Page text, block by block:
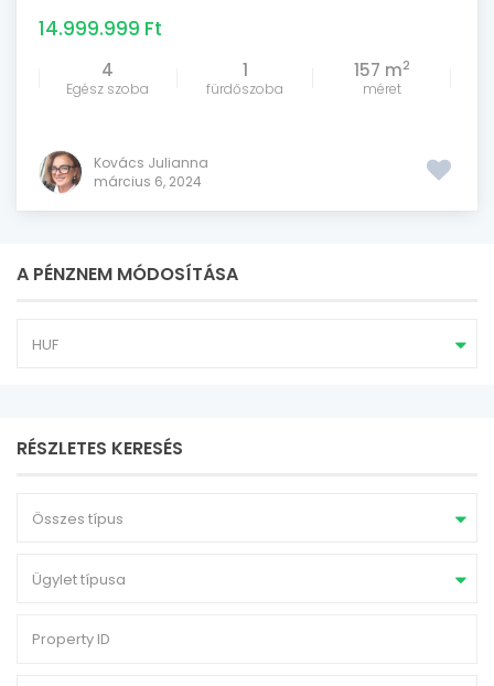
14.999.999 Ft
4
Egész szoba
1
fürdőszoba
157 m2
méret
Kovács Julianna
március 6, 2024
A PÉNZNEM MÓDOSÍTÁSA
HUF
RÉSZLETES KERESÉS
Összes típus
Ügylet típusa